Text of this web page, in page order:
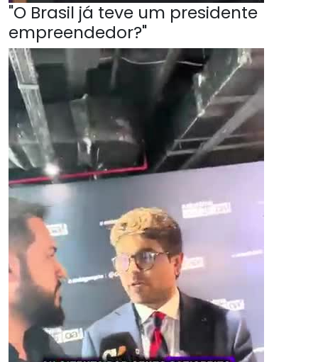
"O Brasil já teve um presidente
empreendedor?"